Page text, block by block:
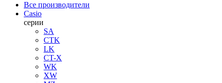
Все производители
Casio
серии
SA
CTK
LK
CT-X
WK
XW